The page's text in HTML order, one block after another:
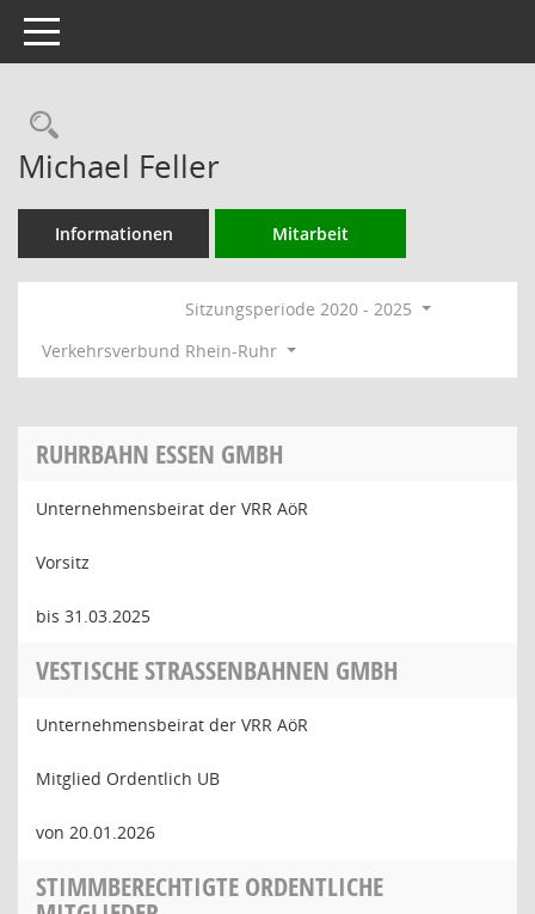
Toggle navigation
Rechercheauswahl
Michael Feller
Informationen Mitarbeit
Sitzungsperiode 2020 - 2025
Verkehrsverbund Rhein-Ruhr
RUHRBAHN ESSEN GMBH
Unternehmensbeirat der VRR AöR
Vorsitz
bis 31.03.2025
VESTISCHE STRASSENBAHNEN GMBH
Unternehmensbeirat der VRR AöR
Mitglied Ordentlich UB
von 20.01.2026
STIMMBERECHTIGTE ORDENTLICHE